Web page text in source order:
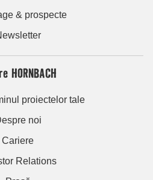
& prospecte
HORNBACH
proiectelor tale
noi
Cariere
Relations